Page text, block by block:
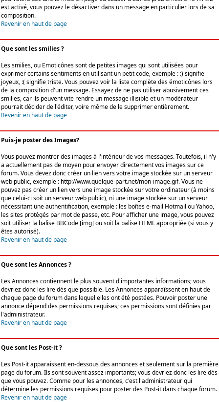
est activé, vous pouvez le désactiver dans un message en particulier lors de sa
composition.
Revenir en haut de page
Que sont les smilies ?
Les smilies, ou Emoticônes sont de petites images qui sont utilisées pour
exprimer certains sentiments en utilisant un petit code, exemple : :) signifie
joyeux, :( signifie triste. Vous pouvez voir la liste complète des émoticônes lors
de la composition d'un message. Essayez de ne pas utiliser abusivement ces
smilies, car ils peuvent vite rendre un message illisible et un modérateur
pourrait décider de l'éditer, voire même de le supprimer entièrement.
Revenir en haut de page
Puis-je poster des Images?
Vous pouvez montrer des images à l'intérieur de vos messages. Toutefois, il n'y
a actuellement pas de moyen pour envoyer directement vos images sur ce
forum. Vous devez donc créer un lien vers votre image stockée sur un serveur
web public, exemple : http://www.quelque-part.net/mon-image.gif. Vous ne
pouvez pas créer un lien vers une image stockée sur votre ordinateur (à moins
que celui-ci soit un serveur web public), ni une image stockée sur un serveur
nécessitant une authentification, exemple : les boîtes e-mail Hotmail ou Yahoo,
les sites protégés par mot de passe, etc. Pour afficher une image, vous pouvez
soit utiliser la balise BBCode [img] ou soit la balise HTML appropriée (si vous y
êtes autorisé).
Revenir en haut de page
Que sont les Annonces ?
Les Annonces contiennent le plus souvent d'importantes informations; vous
devriez donc les lire dès que possible. Les Annonces apparaîssent en haut de
chaque page du forum dans lequel elles ont été postées. Pouvoir poster une
annonce dépend des permissions requises; ces permissions sont définies par
l'administrateur.
Revenir en haut de page
Que sont les Post-it ?
Les Post-it apparaissent en-dessous des annonces et seulement sur la première
page du forum. Ils sont souvent assez importants; vous devriez donc les lire dès
que vous pouvez. Comme pour les annonces, c'est l'administrateur qui
détermine les permissions requises pour poster des Post-it dans chaque forum.
Revenir en haut de page